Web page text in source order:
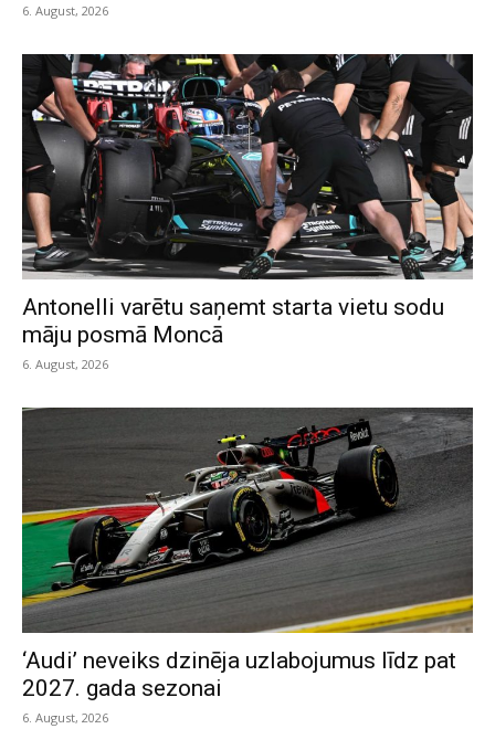
6. August, 2026
Antonelli varētu saņemt starta vietu sodu
māju posmā Moncā
6. August, 2026
‘Audi’ neveiks dzinēja uzlabojumus līdz pat
2027. gada sezonai
6. August, 2026